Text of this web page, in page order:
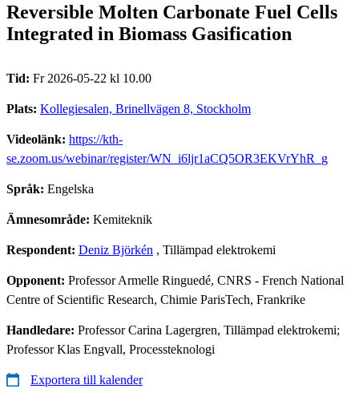
Reversible Molten Carbonate Fuel Cells
Integrated in Biomass Gasification
Tid: Fr 2026-05-22 kl 10.00
Plats: Kollegiesalen, Brinellvägen 8, Stockholm
Videolänk: https://kth-
se.zoom.us/webinar/register/WN_i6ljr1aCQ5OR3EKVrYhR_g
Språk: Engelska
Ämnesområde: Kemiteknik
Respondent: Deniz Björkén , Tillämpad elektrokemi
Opponent: Professor Armelle Ringuedé, CNRS - French National
Centre of Scientific Research, Chimie ParisTech, Frankrike
Handledare: Professor Carina Lagergren, Tillämpad elektrokemi;
Professor Klas Engvall, Processteknologi
Exportera till kalender